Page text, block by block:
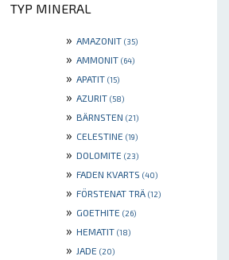
TYP MINERAL
» AMAZONIT (35)
» AMMONIT (64)
» APATIT (15)
» AZURIT (58)
» BÄRNSTEN (21)
» CELESTINE (19)
» DOLOMITE (23)
» FADEN KVARTS (40)
» FÖRSTENAT TRÄ (12)
» GOETHITE (26)
» HEMATIT (18)
» JADE (20)